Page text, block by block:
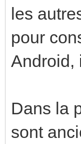
les
pour
Android,
Dans la
sont